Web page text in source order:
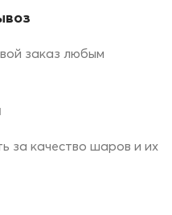
заказ любым
за качество шаров и их